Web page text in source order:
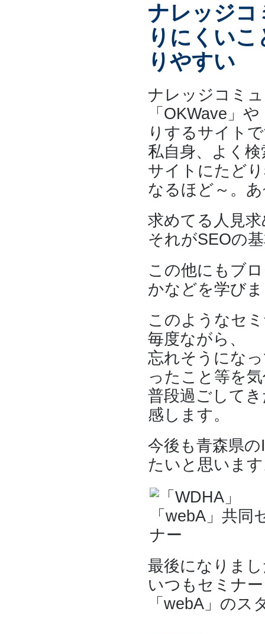
ナレッジコ
りにくい
りやすい
ナレッジコミ
「OKWave」
りするサイト
私自身、よく
サイトにたど
なるほど～。
求めてる人見
それがSEOの
この他にもブ
かなどを学び
このようなセ
毎度ながら、
忘れそうにな
ったこと等を
普段過ごして
感します。
今後も青森県
たいと思いま
最後になりま
いつもセミナ
「webA」の